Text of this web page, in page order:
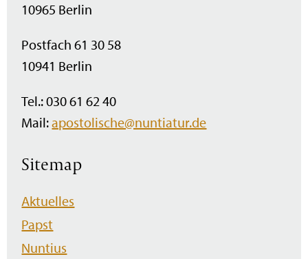
10965 Berlin
Postfach 61 30 58
10941 Berlin
Tel.: 030 61 62 40
Mail:apostolische@nuntiatur.de
Sitemap
Navigation
überspringen
Aktuelles
Papst
Nuntius